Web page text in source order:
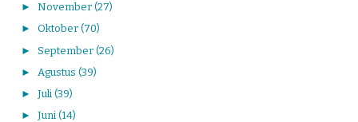
► November (27)
► Oktober (70)
► September (26)
► Agustus (39)
► Juli (39)
► Juni (14)